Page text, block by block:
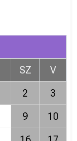
SZ
V
2
3
9
10